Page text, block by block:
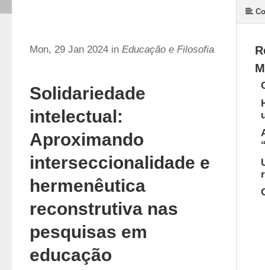
Mon, 29 Jan 2024 in Educação e Filosofia
Solidariedade
intelectual:
Aproximando
interseccionalidade e
hermenêutica
reconstrutiva nas
pesquisas em
educação